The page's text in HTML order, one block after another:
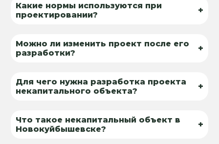
Какие нормы используются при
проектировании?
+
Можно ли изменить проект после его
разработки?
+
Для чего нужна разработка проекта
некапитального объекта?
+
Что такое некапитальный объект в
Новокуйбышевске?
+